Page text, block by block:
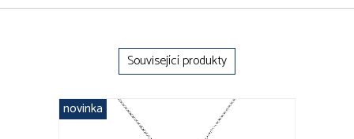
Související produkty
novinka